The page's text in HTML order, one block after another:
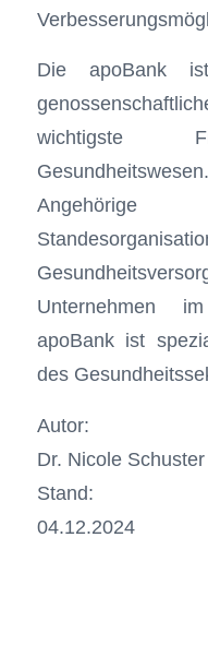
Die apoBank
wichtigste
Unternehmen
apoBank ist
des
Autor:
Dr. Nicole Schuster
Stand:
04.12.2024